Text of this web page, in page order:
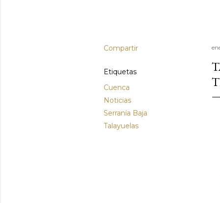
Compartir
Etiquetas
Cuenca
Noticias
Serranía Baja
Talayuelas